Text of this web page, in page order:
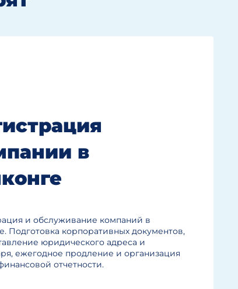
в
и обслуживание компаний в
Подготовка корпоративных документов,
юридического адреса и
ежегодное продление и организация
отчетности.